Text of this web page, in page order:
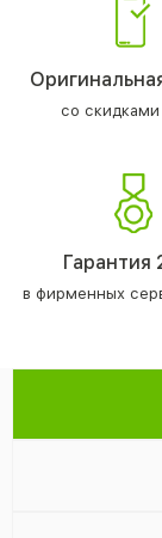
со скидками
Гарантия
в фирменных